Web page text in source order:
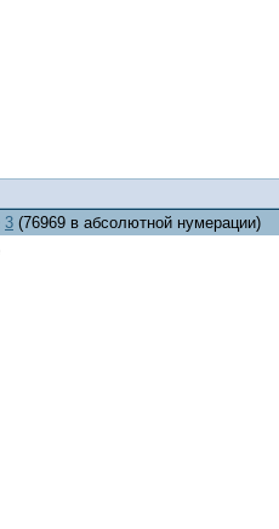
3 (76969 в абсолютной нумерации)